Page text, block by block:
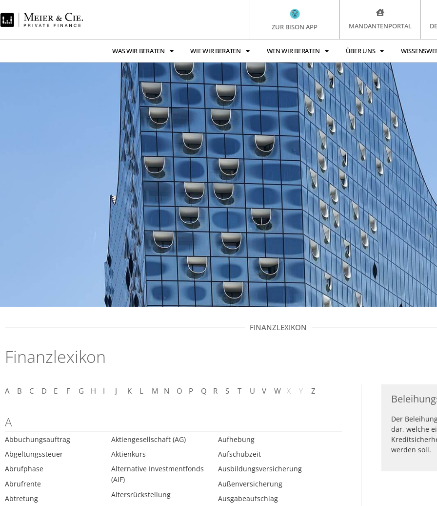
ZUR BISON APP MANDANTENPORTAL
WAS WIR BERATEN WIE WIR BERATEN WEN WIR BERATEN ÜBER UNS
FINANZLEXIKON
Finanzlexikon
A B C D E F G H I J K L M N O P Q R S T U V W X Y Z
A
Abbuchungsauftrag
Abgeltungssteuer
Abrufphase
Abrufrente
Abtretung
Aktiengesellschaft (AG)
Aktienkurs
Alternative Investmentfonds
(AIF)
Altersrückstellung
Aufhebung
Aufschubzeit
Ausbildungsversicherung
Außenversicherung
Ausgabeaufschlag
Der
dar, welche
werden soll.